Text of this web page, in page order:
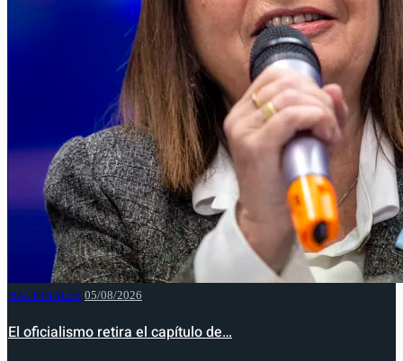
NACIONALES 05/08/2026
El oficialismo retira el capítulo de…